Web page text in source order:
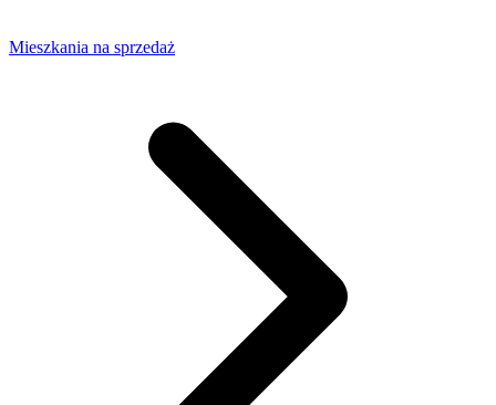
Mieszkania na sprzedaż